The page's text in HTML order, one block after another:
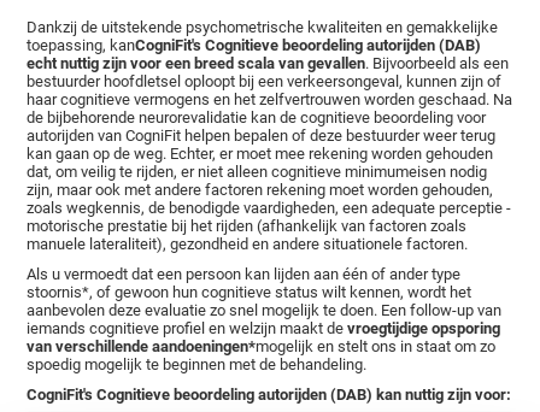
Dankzij de uitstekende psychometrische kwaliteiten en gemakkelijke
toepassing, kanCogniFit's Cognitieve beoordeling autorijden (DAB)
echt nuttig zijn voor een breed scala van gevallen. Bijvoorbeeld als een
bestuurder hoofdletsel oploopt bij een verkeersongeval, kunnen zijn of
haar cognitieve vermogens en het zelfvertrouwen worden geschaad. Na
de bijbehorende neurorevalidatie kan de cognitieve beoordeling voor
autorijden van CogniFit helpen bepalen of deze bestuurder weer terug
kan gaan op de weg. Echter, er moet mee rekening worden gehouden
dat, om veilig te rijden, er niet alleen cognitieve minimumeisen nodig
zijn, maar ook met andere factoren rekening moet worden gehouden,
zoals wegkennis, de benodigde vaardigheden, een adequate perceptie -
motorische prestatie bij het rijden (afhankelijk van factoren zoals
manuele lateraliteit), gezondheid en andere situationele factoren.
Als u vermoedt dat een persoon kan lijden aan één of ander type
stoornis*, of gewoon hun cognitieve status wilt kennen, wordt het
aanbevolen deze evaluatie zo snel mogelijk te doen. Een follow-up van
iemands cognitieve profiel en welzijn maakt devroegtijdige opsporing
van verschillende aandoeningen*mogelijk en stelt ons in staat om zo
spoedig mogelijk te beginnen met de behandeling.
CogniFit's Cognitieve beoordeling autorijden (DAB) kan nuttig zijn voor: